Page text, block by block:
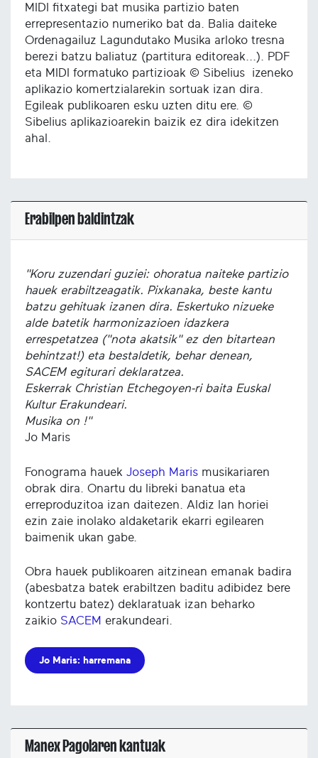
MIDI fitxategi bat musika partizio baten
errepresentazio numeriko bat da. Balia daiteke
Ordenagailuz Lagundutako Musika arloko tresna
berezi batzu baliatuz (partitura editoreak...). PDF
eta MIDI formatuko partizioak © Sibelius izeneko
aplikazio komertzialarekin sortuak izan dira.
Egileak publikoaren esku uzten ditu ere. ©
Sibelius aplikazioarekin baizik ez dira idekitzen
ahal.
Erabilpen baldintzak
"Koru zuzendari guziei: ohoratua naiteke partizio
hauek erabiltzeagatik. Pixkanaka, beste kantu
batzu gehituak izanen dira. Eskertuko nizueke
alde batetik harmonizazioen idazkera
errespetatzea ("nota akatsik" ez den bitartean
behintzat!) eta bestaldetik, behar denean,
SACEM egiturari deklaratzea.
Eskerrak Christian Etchegoyen-ri baita Euskal
Kultur Erakundeari.
Musika on !"
Jo Maris
Fonograma hauek Joseph Maris musikariaren
obrak dira. Onartu du libreki banatua eta
erreproduzitoa izan daitezen. Aldiz lan horiei
ezin zaie inolako aldaketarik ekarri egilearen
baimenik ukan gabe.
Obra hauek publikoaren aitzinean emanak badira
(abesbatza batek erabiltzen baditu adibidez bere
kontzertu batez) deklaratuak izan beharko
zaikio SACEM erakundeari.
Jo Maris: harremana
Manex Pagolaren kantuak